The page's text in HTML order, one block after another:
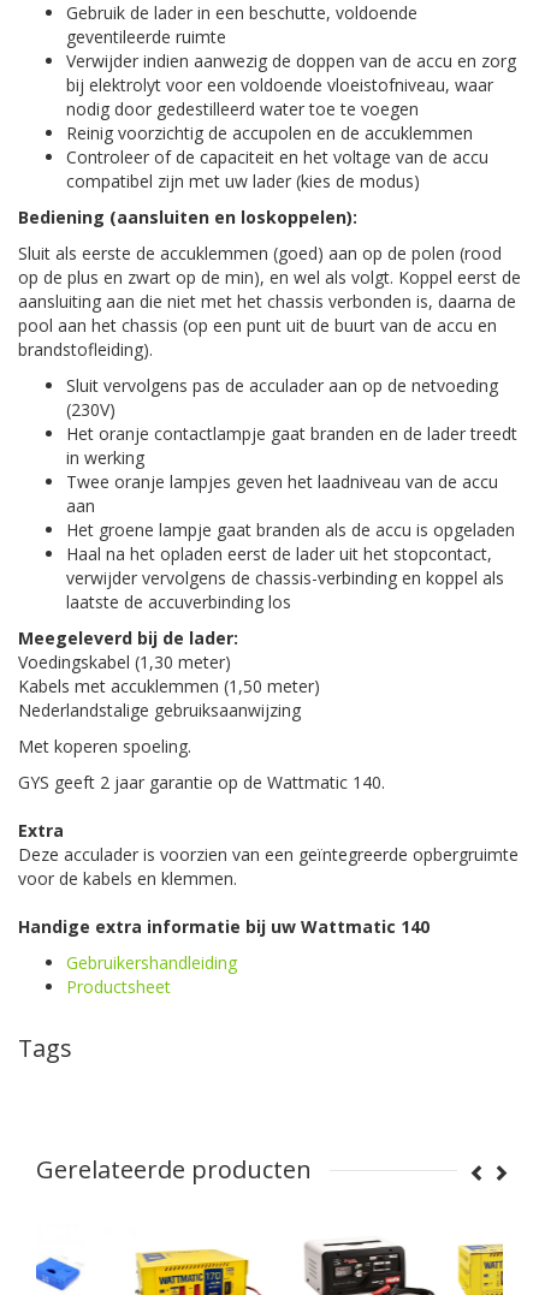
Gebruik de lader in een beschutte, voldoende
geventileerde ruimte
Verwijder indien aanwezig de doppen van de accu en zorg
bij elektrolyt voor een voldoende vloeistofniveau, waar
nodig door gedestilleerd water toe te voegen
Reinig voorzichtig de accupolen en de accuklemmen
Controleer of de capaciteit en het voltage van de accu
compatibel zijn met uw lader (kies de modus)
Bediening (aansluiten en loskoppelen):
Sluit als eerste de accuklemmen (goed) aan op de polen (rood
op de plus en zwart op de min), en wel als volgt. Koppel eerst de
aansluiting aan die niet met het chassis verbonden is, daarna de
pool aan het chassis (op een punt uit de buurt van de accu en
brandstofleiding).
Sluit vervolgens pas de acculader aan op de netvoeding
(230V)
Het oranje contactlampje gaat branden en de lader treedt
in werking
Twee oranje lampjes geven het laadniveau van de accu
aan
Het groene lampje gaat branden als de accu is opgeladen
Haal na het opladen eerst de lader uit het stopcontact,
verwijder vervolgens de chassis-verbinding en koppel als
laatste de accuverbinding los
Meegeleverd bij de lader:
Voedingskabel (1,30 meter)
Kabels met accuklemmen (1,50 meter)
Nederlandstalige gebruiksaanwijzing
Met koperen spoeling.
GYS geeft 2 jaar garantie op de Wattmatic 140.
Extra
Deze acculader is voorzien van een geïntegreerde opbergruimte
voor de kabels en klemmen.
Handige extra informatie bij uw Wattmatic 140
Gebruikershandleiding
Productsheet
Tags
Gerelateerde producten